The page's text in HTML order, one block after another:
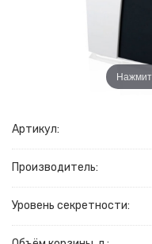
Артикул:
Производитель:
Уровень секретности: